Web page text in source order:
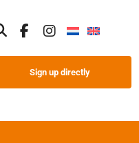
Sign up directly